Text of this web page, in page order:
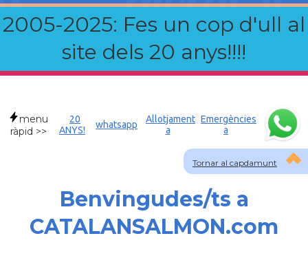
2005-2025: Fes un cop d'ull al
site dels 20 anys!!!!
Tornar al capdamunt
menu
ràpid >>
20
ANYS!
whatsapp
Allotjament
a
Emergències
a
Benvingudes/ts a
CATALANSALMON.com